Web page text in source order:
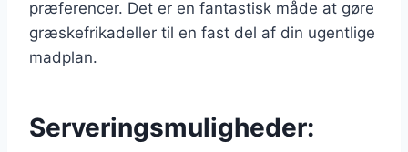
præferencer. Det er en fantastisk måde at gøre
græskefrikadeller til en fast del af din ugentlige
madplan.
Serveringsmuligheder: